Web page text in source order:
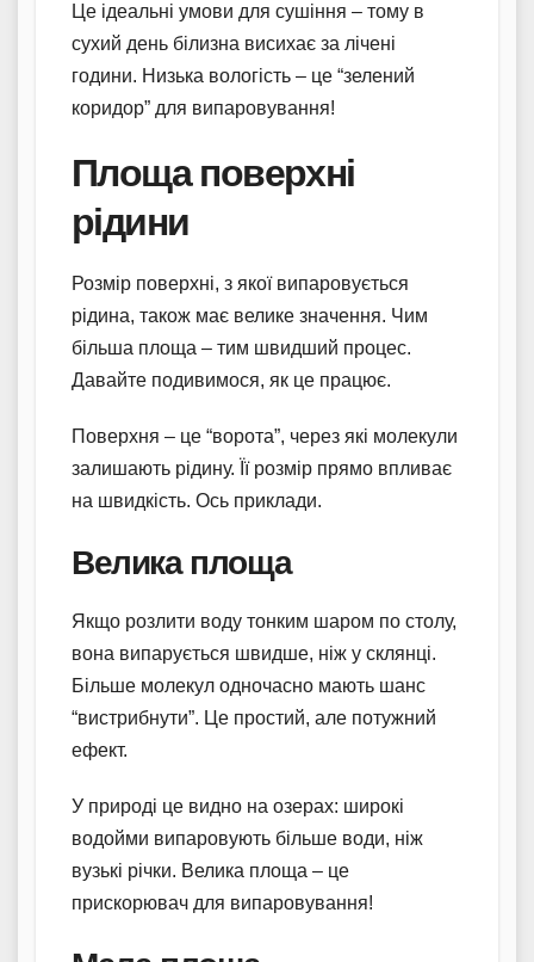
Це ідеальні умови для сушіння – тому в
сухий день білизна висихає за лічені
години. Низька вологість – це “зелений
коридор” для випаровування!
Площа поверхні
рідини
Розмір поверхні, з якої випаровується
рідина, також має велике значення. Чим
більша площа – тим швидший процес.
Давайте подивимося, як це працює.
Поверхня – це “ворота”, через які молекули
залишають рідину. Її розмір прямо впливає
на швидкість. Ось приклади.
Велика площа
Якщо розлити воду тонким шаром по столу,
вона випарується швидше, ніж у склянці.
Більше молекул одночасно мають шанс
“вистрибнути”. Це простий, але потужний
ефект.
У природі це видно на озерах: широкі
водойми випаровують більше води, ніж
вузькі річки. Велика площа – це
прискорювач для випаровування!